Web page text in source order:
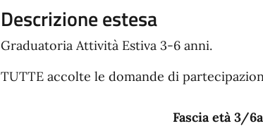
Descrizione estesa
Graduatoria Attività Estiva 3-6 anni.
TUTTE accolte le domande di
Fascia età 3/